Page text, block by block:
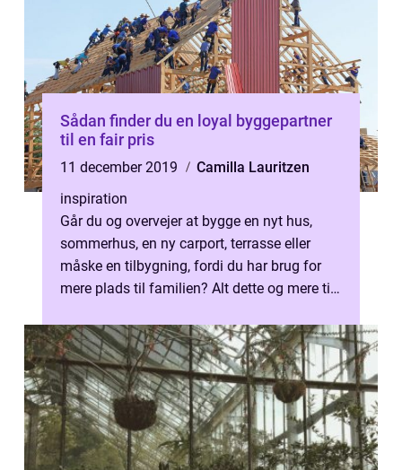
Sådan finder du en loyal byggepartner
til en fair pris
11 december 2019
Camilla Lauritzen
inspiration
Går du og overvejer at bygge en nyt hus,
sommerhus, en ny carport, terrasse eller
måske en tilbygning, fordi du har brug for
mere plads til familien? Alt dette og mere til